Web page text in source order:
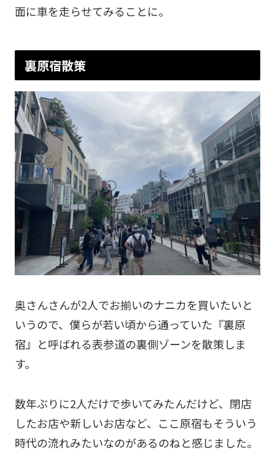
面に車を走らせてみることに。
裏原宿散策
奥さんさんが2人でお揃いのナニカを買いたいと
いうので、僕らが若い頃から通っていた『裏原
宿』と呼ばれる表参道の裏側ゾーンを散策しま
す。
数年ぶりに2人だけで歩いてみたんだけど、閉店
したお店や新しいお店など、ここ原宿もそういう
時代の流れみたいなのがあるのねと感じました。